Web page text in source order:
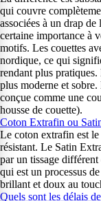
qui couvre
associées à un drap
certaine importance à
motifs. Les couettes
nordique, ce qui
rendant plus
plus moderne et
conçue comme une
housse de couette).
Coton Extrafin ou
Le coton extrafin est le
résistant. Le Satin
par un tissage
qui est un processus
brillant et doux au
Quels sont les délais